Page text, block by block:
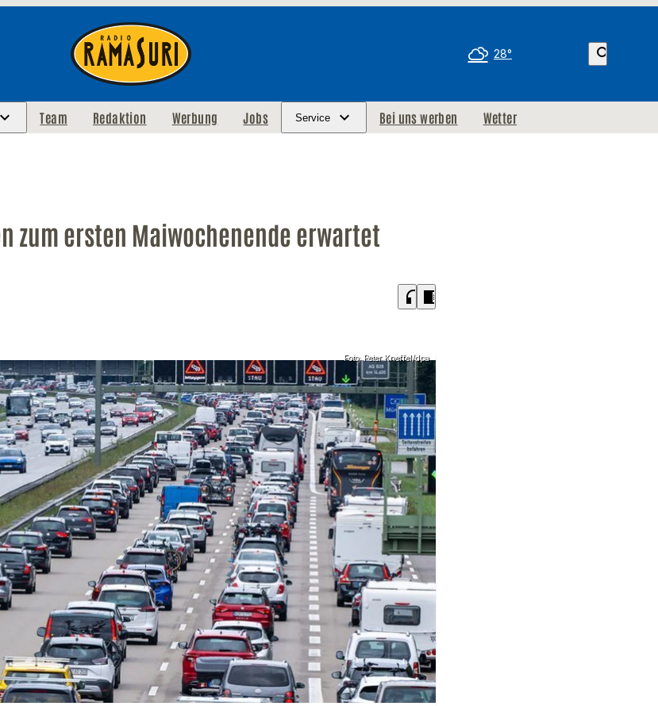
28° search
Team Redaktion Werbung Jobs Service Bei uns werben Wetter
zum ersten Maiwochenende erwartet
headphones chrome_reader_mode
Foto: Peter Kneffel/dpa